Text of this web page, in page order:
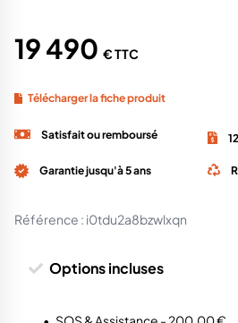
19 490 € TTC
Télécharger la fiche produit
Satisfait ou remboursé
Garantie jusqu'à 5 ans
Référence : i0tdu2a8bzwlxqn
Options incluses